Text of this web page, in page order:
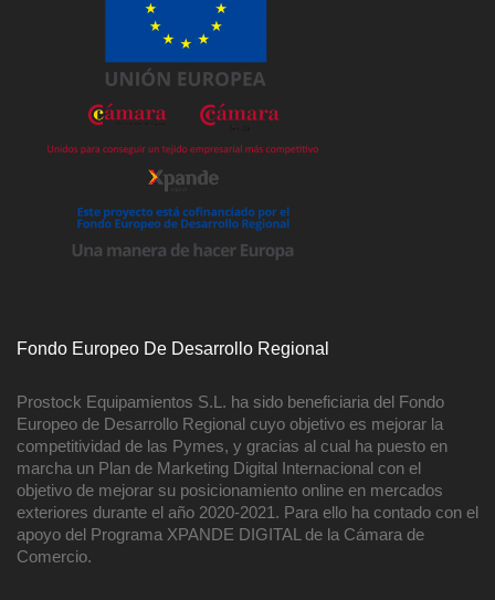
Fondo Europeo De Desarrollo Regional
Prostock Equipamientos S.L. ha sido beneficiaria del Fondo
Europeo de Desarrollo Regional cuyo objetivo es mejorar la
competitividad de las Pymes, y gracias al cual ha puesto en
marcha un Plan de Marketing Digital Internacional con el
objetivo de mejorar su posicionamiento online en mercados
exteriores durante el año 2020-2021. Para ello ha contado con el
apoyo del Programa XPANDE DIGITAL de la Cámara de
Comercio.